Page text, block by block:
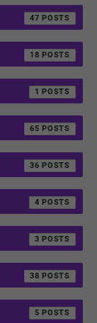
47
18
1
65
36
4
3
38
5